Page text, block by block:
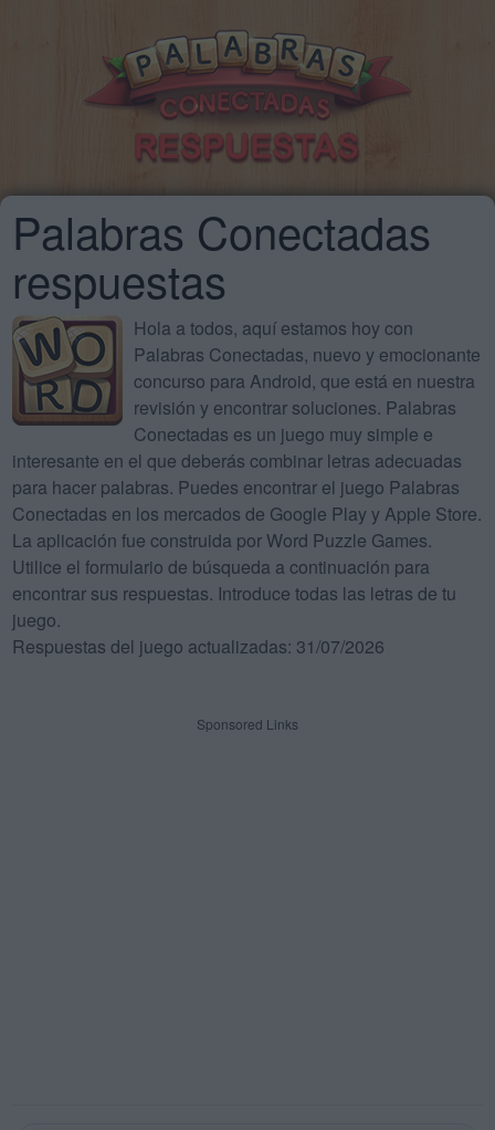
Palabras Conectadas
respuestas
Hola a todos, aquí estamos hoy con
Palabras Conectadas, nuevo y emocionante
concurso para Android, que está en nuestra
revisión y encontrar soluciones. Palabras
Conectadas es un juego muy simple e
interesante en el que deberás combinar letras adecuadas
para hacer palabras. Puedes encontrar el juego Palabras
Conectadas en los mercados de Google Play y Apple Store.
La aplicación fue construida por Word Puzzle Games.
Utilice el formulario de búsqueda a continuación para
encontrar sus respuestas. Introduce todas las letras de tu
juego.
Respuestas del juego actualizadas: 31/07/2026
Sponsored Links